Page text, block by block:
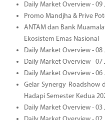
Daily Market Overview - 09
Promo Mandjha & Prive
ANTAM dan Bank
Ekosistem Emas Nasional
Daily Market Overview - 08
Daily Market Overview - 07
Daily Market Overview - 06
Gelar Synergy Roadshow
Hadapi Semester Kedua
Daily Market Overview - 03